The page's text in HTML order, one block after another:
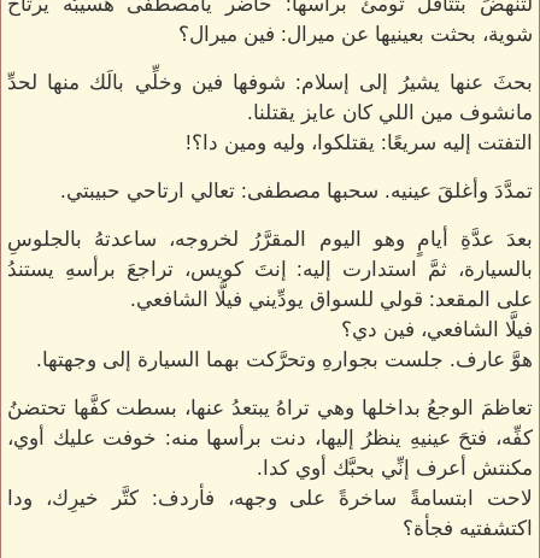
شوية، بحثت بعينيها عن ميرال: فين ميرال؟
بحثَ عنها يشيرُ إلى إسلام: شوفها فين وخلِّي بالَك منها لحدِّ
مانشوف مين اللي كان عايز يقتلنا.
التفتت إليه سريعًا: يقتلكوا، وليه ومين دا؟!
تمدَّدَ وأغلقَ عينيه. سحبها مصطفى: تعالي ارتاحي حبيبتي.
بعدَ عدَّةِ أيامٍ وهو اليوم المقرَّرُ لخروجه، ساعدتهُ بالجلوسِ
بالسيارة، ثمَّ استدارت إليه: إنتَ كويس، تراجعَ برأسهِ يستندُ
على المقعد: قولي للسواق يودِّيني فيلَّا الشافعي.
فيلَّا الشافعي، فين دي؟
هوَّ عارف. جلست بجوارهِ وتحرَّكت بهما السيارة إلى وجهتها.
تعاظمَ الوجعُ بداخلها وهي تراهُ يبتعدُ عنها، بسطت كفَّها تحتضنُ
كفِّه، فتحَ عينيهِ ينظرُ إليها، دنت برأسها منه: خوفت عليك أوي،
مكنتش أعرف إنِّي بحبَّك أوي كدا.
لاحت ابتسامةً ساخرةً على وجهه، فأردف: كتَّر خيرِك، ودا
اكتشفتيه فجأة؟